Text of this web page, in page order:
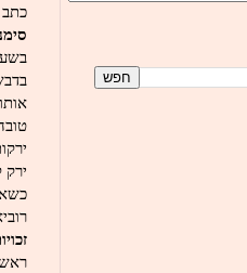
כתב
ירק
ראש